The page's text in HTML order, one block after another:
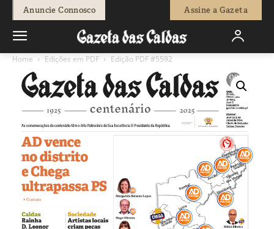
Anuncie Connosco Assine a Gazeta
Home Edições em PDF Edição PDF #5592